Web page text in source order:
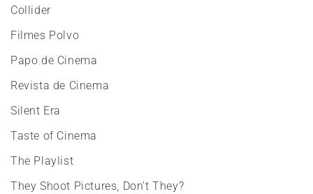
Collider
Filmes Polvo
Papo de Cinema
Revista de Cinema
Silent Era
Taste of Cinema
The Playlist
They Shoot Pictures, Don't They?